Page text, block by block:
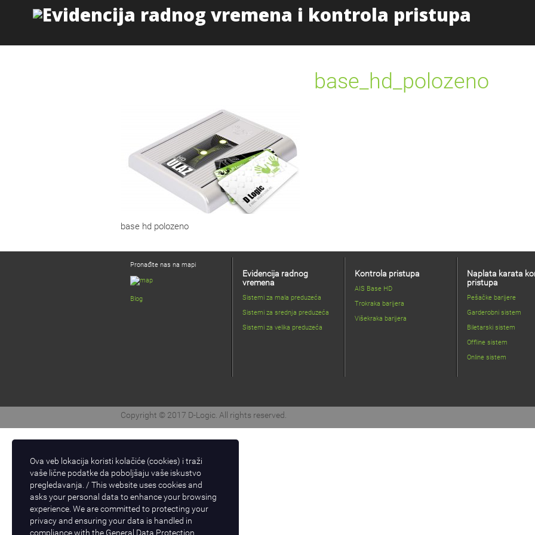
base_hd_polozeno
base hd polozeno
Pronađite nas na mapi
Blog
Evidencija radnog
vremena
Sistemi za mala preduzeća
Sistemi za srednja preduzeća
Sistemi za velika preduzeća
Kontrola pristupa
AIS Base HD
Trokraka barijera
Višekraka barijera
Naplata karata
pristupa
Pešačke barijere
Garderobni sistem
Biletarski sistem
Offline sistem
Online sistem
Copyright © 2017 D-Logic. All rights reserved.
Ova veb lokacija koristi kolačiće (cookies) i traži
vaše lične podatke da poboljšaju vaše iskustvo
pregledavanja. / This website uses cookies and
asks your personal data to enhance your browsing
experience. We are committed to protecting your
privacy and ensuring your data is handled in
compliance with the General Data Protection